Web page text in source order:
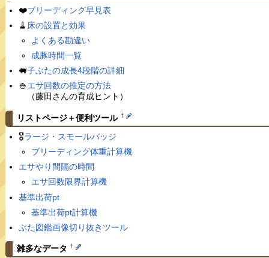
❤️ブリーディング早見表
🧹 床の設置と効果
よくある勘違い
成豚時間一覧
🐖子ぶたの成長4段階の詳細
🍚エサ回数の推定の方法
（藤田さんの育成ヒント）
リストページ＋便利ツール †
🎖ラージ・スモールバッジ
ブリーディング体重計算機
エサやり間隔の時間
エサ回数限界計算機
基準出荷pt
基準出荷pt計算機
ぶた図鑑画像切り抜きツール
雑多なデータ †